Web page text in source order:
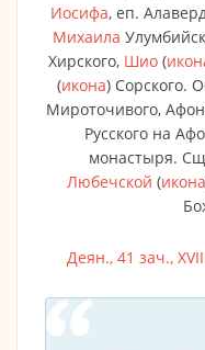
Иосифа, еп.
Михаила
Хирского, Шио (
(икона) Сорского.
Мироточивого,
Русского на
монастыря.
Любечской (икона
Деян., 41 зач.,